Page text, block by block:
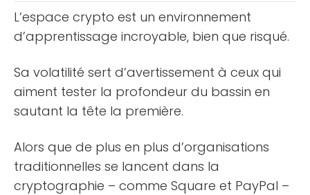
L’espace crypto est un environnement
d’apprentissage incroyable, bien que risqué.
Sa volatilité sert d’avertissement à ceux qui
aiment tester la profondeur du bassin en
sautant la tête la première.
Alors que de plus en plus d’organisations
traditionnelles se lancent dans la
cryptographie – comme Square et PayPal –